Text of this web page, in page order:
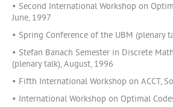
• Second International Workshop on
June, 1997
• Spring Conference of the UBM (plenary
• Stefan Banach Semester in Discrete
(plenary talk), August, 1996
• Fifth International Workshop on ACCT,
• International Workshop on Optimal